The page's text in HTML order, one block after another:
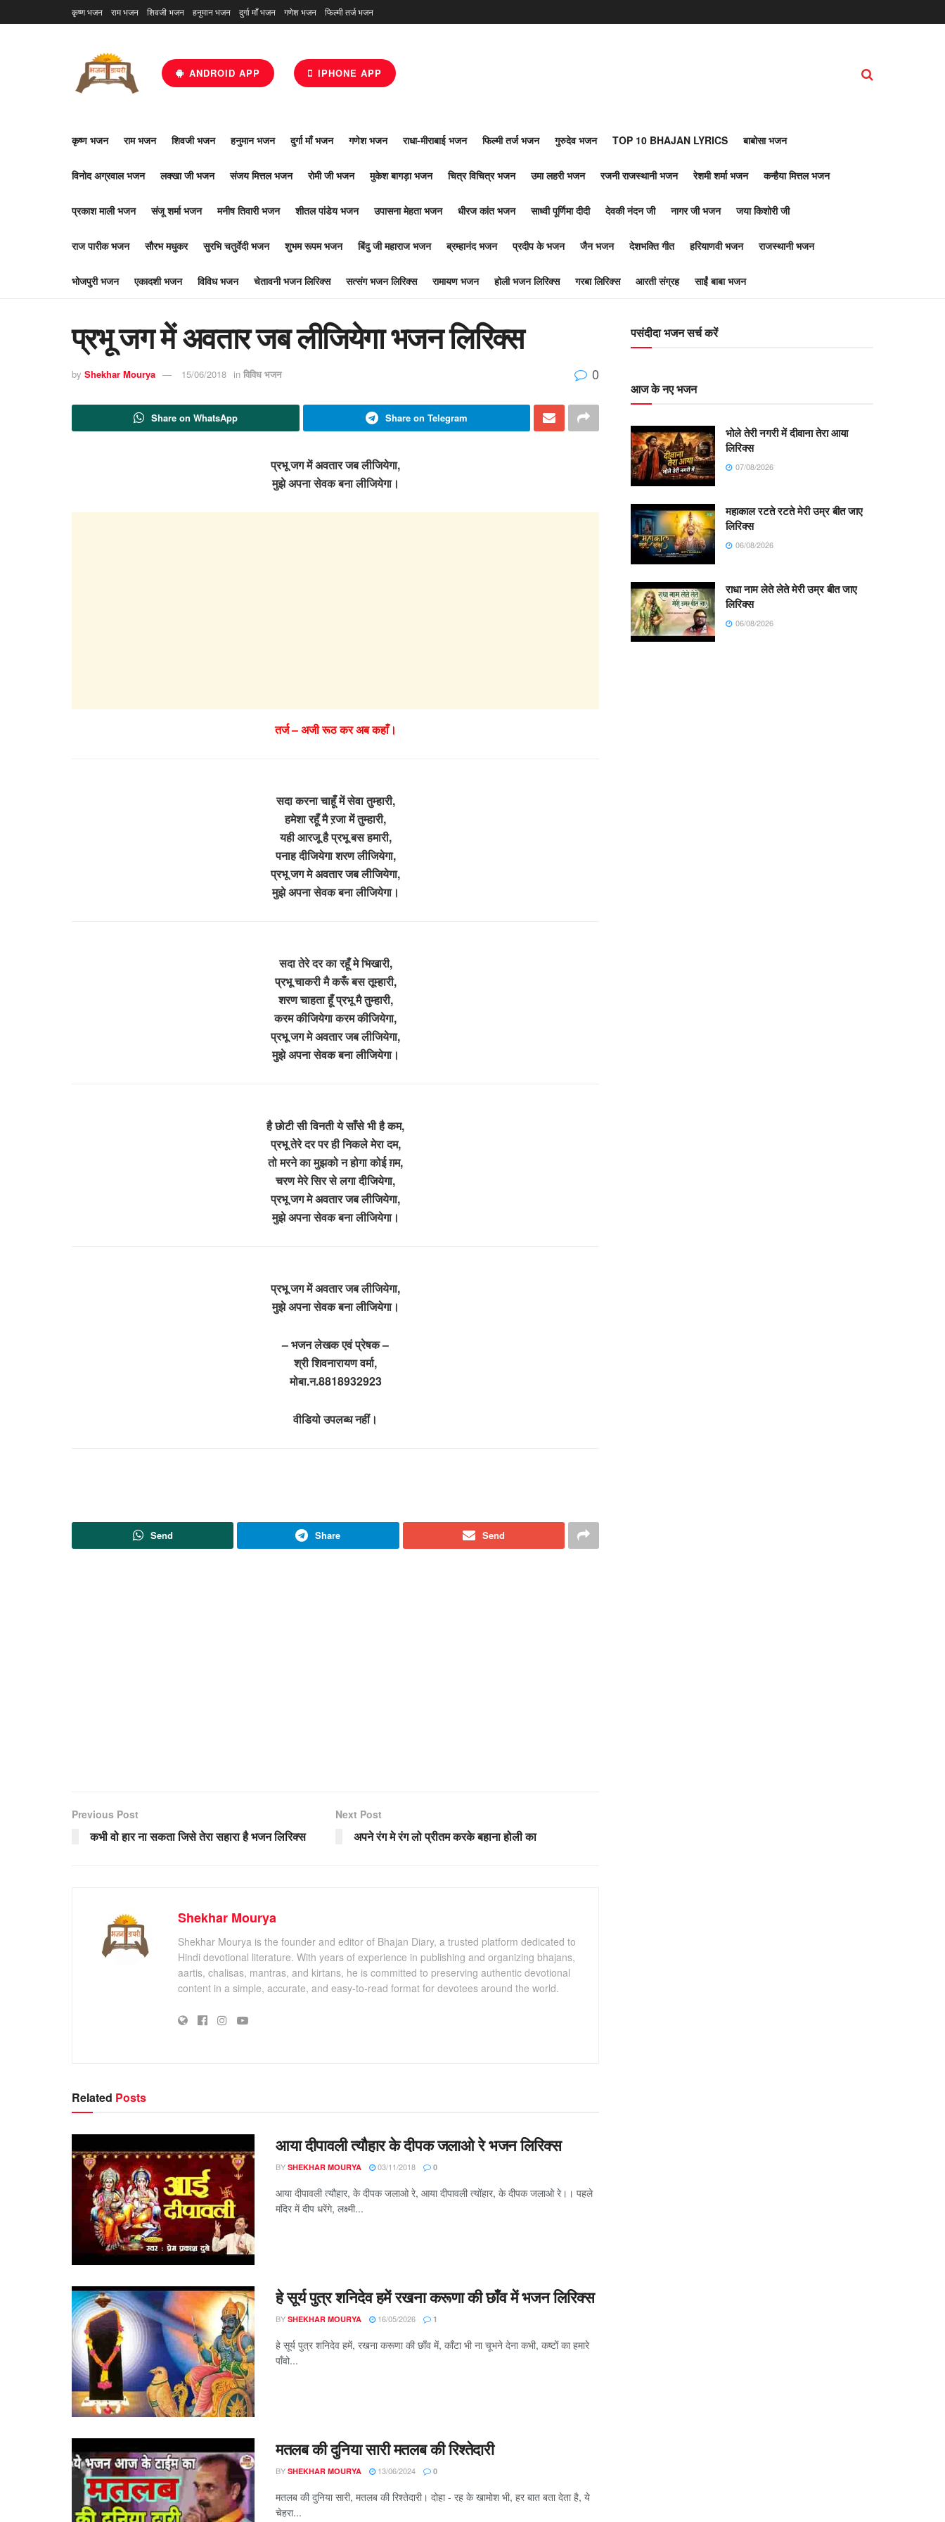
कृष्ण भजन राम भजन शिवजी भजन हनुमान भजन दुर्गा माँ भजन गणेश भजन फिल्मी तर्ज भजन
ANDROID APP IPHONE APP
कृष्ण भजन राम भजन शिवजी भजन हनुमान भजन दुर्गा माँ भजन गणेश भजन राधा-मीराबाई भजन फिल्मी तर्ज भजन गुरुदेव भजन TOP 10 BHAJAN LYRICS बाबोसा भजन
विनोद अग्रवाल भजन लक्खा जी भजन संजय मित्तल भजन रोमी जी भजन मुकेश बागड़ा भजन चित्र विचित्र भजन उमा लहरी भजन रजनी राजस्थानी भजन रेशमी शर्मा भजन कन्हैया मित्तल भजन
प्रकाश माली भजन संजू शर्मा भजन मनीष तिवारी भजन शीतल पांडेय भजन उपासना मेहता भजन धीरज कांत भजन साध्वी पूर्णिमा दीदी देवकी नंदन जी नागर जी भजन जया किशोरी जी
राज पारीक भजन सौरभ मधुकर सुरभि चतुर्वेदी भजन शुभम रूपम भजन बिंदु जी महाराज भजन ब्रम्हानंद भजन प्रदीप के भजन जैन भजन देशभक्ति गीत हरियाणवी भजन राजस्थानी भजन
भोजपुरी भजन एकादशी भजन विविध भजन चेतावनी भजन लिरिक्स सत्संग भजन लिरिक्स रामायण भजन होली भजन लिरिक्स गरबा लिरिक्स आरती संग्रह साईं बाबा भजन
प्रभू जग में अवतार जब लीजियेगा भजन लिरिक्स
by Shekhar Mourya 15/06/2018 in विविध भजन 0
Share on WhatsApp Share on Telegram
प्रभू जग में अवतार जब लीजियेगा,
मुझे अपना सेवक बना लीजियेगा।
तर्ज – अजी रूठ कर अब कहाँ।
सदा करना चाहूँ में सेवा तुम्हारी,
हमेशा रहूँ मै ऱजा में तुम्हारी,
यही आरजू है प्रभू बस हमारी,
पनाह दीजियेगा शरण लीजियेगा,
प्रभू जग मे अवतार जब लीजियेगा,
मुझे अपना सेवक बना लीजियेगा।
सदा तेरे दर का रहूँ मे भिखारी,
प्रभू चाकरी मै करूँ बस तूम्हारी,
शरण चाहता हूँ प्रभू मै तुम्हारी,
करम कीजियेगा करम कीजियेगा,
प्रभू जग मे अवतार जब लीजियेगा,
मुझे अपना सेवक बना लीजियेगा।
है छोटी सी विनती ये साँसे भी है कम,
प्रभू तेरे दर पर ही निकले मेरा दम,
तो मरने का मुझको न होगा कोई ग़म,
चरण मेरे सिर से लगा दीजियेगा,
प्रभू जग मे अवतार जब लीजियेगा,
मुझे अपना सेवक बना लीजियेगा।
प्रभू जग में अवतार जब लीजियेगा,
मुझे अपना सेवक बना लीजियेगा।
– भजन लेखक एवं प्रेषक –
श्री शिवनारायण वर्मा,
मोबा.न.8818932923
वीडियो उपलब्ध नहीं।
Send Share Send
Previous Post
कभी वो हार ना सकता जिसे तेरा सहारा है भजन लिरिक्स
Next Post
अपने रंग मे रंग लो प्रीतम करके बहाना होली का
Shekhar Mourya
Shekhar Mourya is the founder and editor of Bhajan Diary, a trusted platform dedicated to
Hindi devotional literature. With years of experience in publishing and organizing bhajans,
aartis, chalisas, mantras, and kirtans, he is committed to preserving authentic devotional
content in a simple, accurate, and easy-to-read format for devotees around the world.
Related Posts
आया दीपावली त्यौहार के दीपक जलाओ रे भजन लिरिक्स
BY SHEKHAR MOURYA 03/11/2018 0
आया दीपावली त्यौहार, के दीपक जलाओ रे, आया दीपावली त्योंहार, के दीपक जलाओ रे।। पहले
मंदिर में दीप धरेंगे, लक्ष्मी...
हे सूर्य पुत्र शनिदेव हमें रखना करूणा की छाँव में भजन लिरिक्स
BY SHEKHAR MOURYA 16/05/2026 1
हे सूर्य पुत्र शनिदेव हमें, रखना करूणा की छाँव में, काँटा भी ना चूभने देना कभी, कष्टों का हमारे
पाँवो...
मतलब की दुनिया सारी मतलब की रिश्तेदारी
BY SHEKHAR MOURYA 13/06/2024 0
मतलब की दुनिया सारी, मतलब की रिश्तेदारी। दोहा - रह के खामोश भी, हर बात बता देता है, ये
चेहरा...
पसंदीदा भजन सर्च करें
आज के नए भजन
भोले तेरी नगरी में दीवाना तेरा आया
लिरिक्स
07/08/2026
महाकाल रटते रटते मेरी उम्र बीत जाए
लिरिक्स
06/08/2026
राधा नाम लेते लेते मेरी उम्र बीत जाए
लिरिक्स
06/08/2026